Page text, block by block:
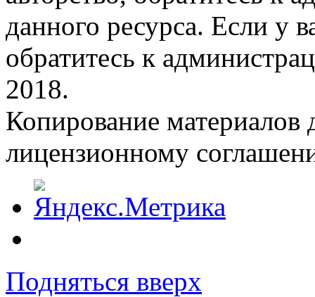
данного ресурса. Если у
обратитесь к
2018.
Копирование материалов
лицензионному
Подняться вверх